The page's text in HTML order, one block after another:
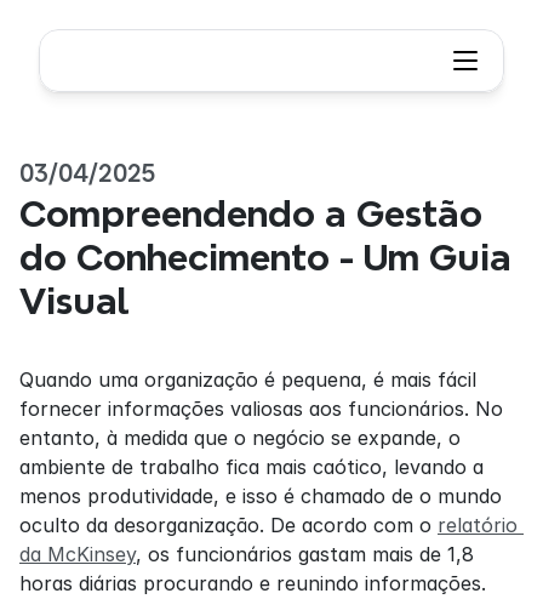
03/04/2025
Compreendendo a Gestão
do Conhecimento - Um Guia
Visual
Quando uma organização é pequena, é mais fácil
fornecer informações valiosas aos funcionários. No
entanto, à medida que o negócio se expande, o
ambiente de trabalho fica mais caótico, levando a
menos produtividade, e isso é chamado de o mundo
oculto da desorganização. De acordo com o relatório
da McKinsey, os funcionários gastam mais de 1,8
horas diárias procurando e reunindo informações.